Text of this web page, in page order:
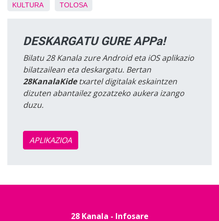
KULTURA TOLOSA
DESKARGATU GURE APPa!
Bilatu 28 Kanala zure Android eta iOS aplikazio
bilatzailean eta deskargatu. Bertan
28KanalaKidetxartel digitalak eskaintzen
dizuten abantailez gozatzeko aukera izango
duzu.
APLIKAZIOA
28 Kanala - Infosare